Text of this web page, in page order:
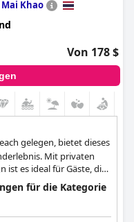
Khao
Von 178 $
gelegen, bietet dieses
Mit privaten
ist es ideal für Gäste, die
Es bietet stilvolles
Umgebung.für die Kategorie